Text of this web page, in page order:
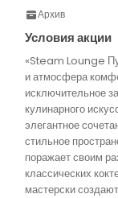
Архив
Условия акции
«Steam Lounge
и атмосфера
исключительное
кулинарного
элегантное
стильное
поражает своим
классических
мастерски